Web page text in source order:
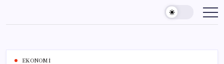
content
EKONOMI